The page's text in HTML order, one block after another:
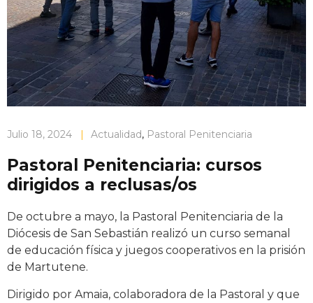
Julio 18, 2024 | Actualidad, Pastoral Penitenciaria
Pastoral Penitenciaria: cursos
dirigidos a reclusas/os
De octubre a mayo, la Pastoral Penitenciaria de la
Diócesis de San Sebastián realizó un curso semanal
de educación física y juegos cooperativos en la prisión
de Martutene.
Dirigido por Amaia, colaboradora de la Pastoral y que